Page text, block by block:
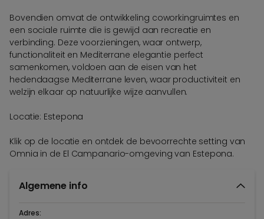
Bovendien omvat de ontwikkeling coworkingruimtes en
een sociale ruimte die is gewijd aan recreatie en
verbinding. Deze voorzieningen, waar ontwerp,
functionaliteit en Mediterrane elegantie perfect
samenkomen, voldoen aan de eisen van het
hedendaagse Mediterrane leven, waar productiviteit en
welzijn elkaar op natuurlijke wijze aanvullen.
Locatie: Estepona
Klik op de locatie en ontdek de bevoorrechte setting van
Omnia in de El Campanario-omgeving van Estepona.
Algemene info
Adres: